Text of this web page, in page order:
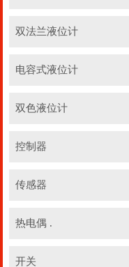
双法兰液位计
电容式液位计
双色液位计
控制器
传感器
热电偶 .
开关